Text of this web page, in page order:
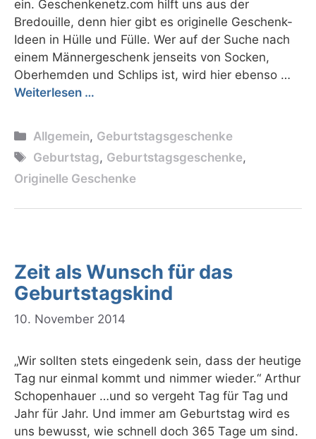
ein. Geschenkenetz.com hilft uns aus der
Bredouille, denn hier gibt es originelle Geschenk-
Ideen in Hülle und Fülle. Wer auf der Suche nach
einem Männergeschenk jenseits von Socken,
Oberhemden und Schlips ist, wird hier ebenso …
Weiterlesen …
Kategorien
Allgemein, Geburtstagsgeschenke
Schlagwörter
Geburtstag, Geburtstagsgeschenke,
Originelle Geschenke
Zeit als Wunsch für das
Geburtstagskind
10. November 2014
„Wir sollten stets eingedenk sein, dass der heutige
Tag nur einmal kommt und nimmer wieder.“ Arthur
Schopenhauer …und so vergeht Tag für Tag und
Jahr für Jahr. Und immer am Geburtstag wird es
uns bewusst, wie schnell doch 365 Tage um sind.